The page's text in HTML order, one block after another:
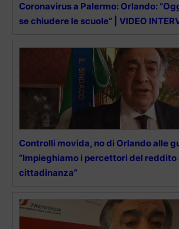
Coronavirus a Palermo: Orlando:
se chiudere le scuole” | VIDEO
Controlli movida, no di Orlando alle
“Impieghiamo i percettori del reddito
cittadinanza”